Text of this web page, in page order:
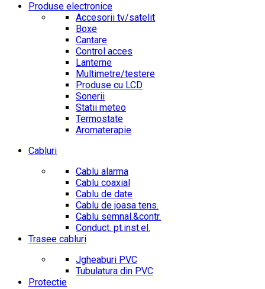
Produse electronice
Accesorii tv/satelit
Boxe
Cantare
Control acces
Lanterne
Multimetre/testere
Produse cu LCD
Sonerii
Statii meteo
Termostate
Aromaterapie
Cabluri
Cablu alarma
Cablu coaxial
Cablu de date
Cablu de joasa tens.
Cablu semnal.&contr.
Conduct. pt.inst.el.
Trasee cabluri
Jgheaburi PVC
Tubulatura din PVC
Protectie